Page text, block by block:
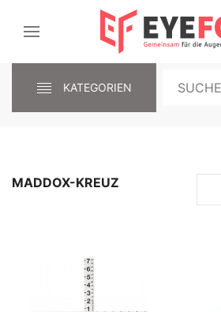
KATEGORIEN
MADDOX-KREUZ